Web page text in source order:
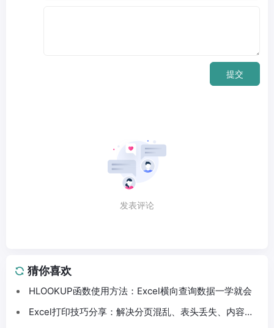
提交
发表评论
猜你喜欢
HLOOKUP函数使用方法：Excel横向查询数据一学就会
Excel打印技巧分享：解决分页混乱、表头丢失、内容截